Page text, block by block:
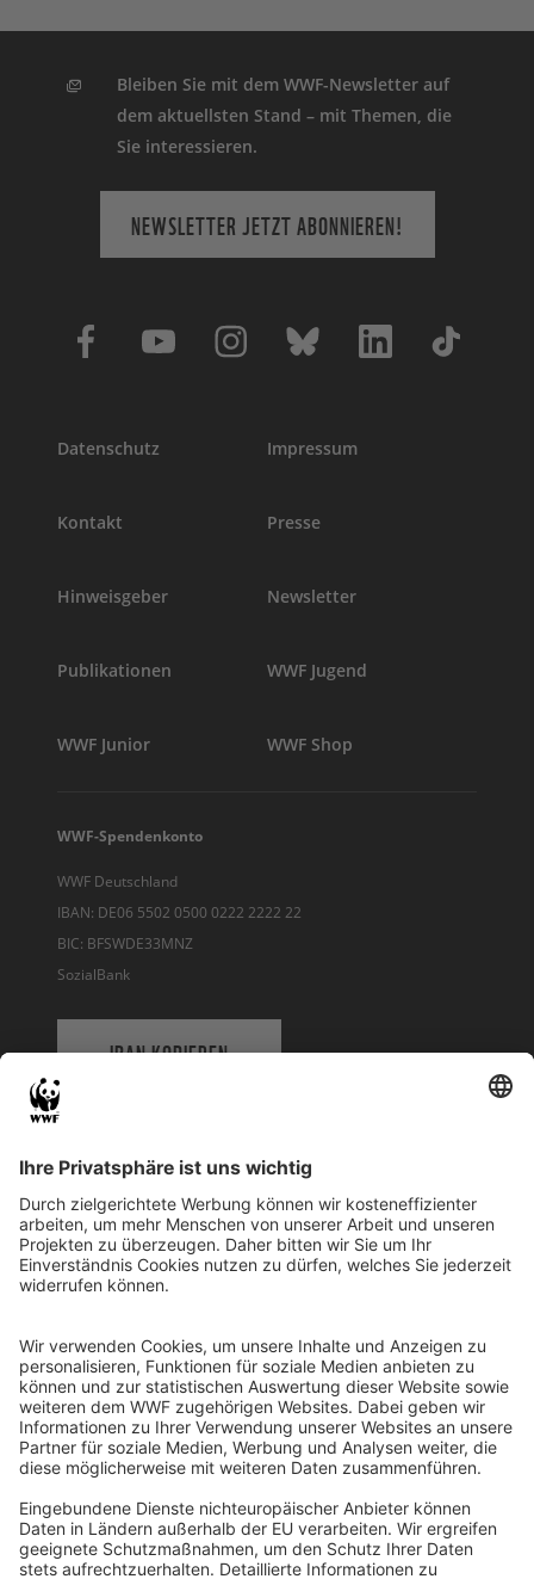
Bleiben Sie mit dem WWF-Newsletter auf
dem aktuellsten Stand – mit Themen, die
Sie interessieren.
NEWSLETTER JETZT ABONNIEREN!
Datenschutz Impressum
Kontakt Presse
Hinweisgeber Newsletter
Publikationen WWF Jugend
WWF Junior WWF Shop
WWF-Spendenkonto
WWF Deutschland
IBAN: DE06 5502 0500 0222 2222 22
BIC: BFSWDE33MNZ
SozialBank
IBAN KOPIEREN
WWF Deutschland
Reinhardtstr. 18
10117 Berlin
Ihre Spende kann steuerlich geltend gemacht werden
Registriert als Stiftung WWF Deutschland, Senatsverwaltung für
Justiz Berlin, Az: 3416/976/2
Umsatzsteuer-Identifikationsnummer: DE 114236103
Freistellungsbescheid: Als gemeinnützige Körperschaft befreit
von der Körperschaftssteuer gem. §5 I 9 KStg. unter der
Steuernummer 27/641/09321